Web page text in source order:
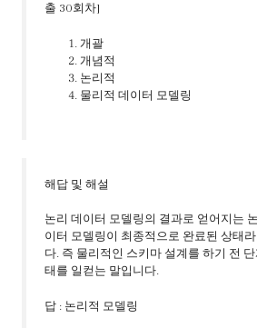
출 30회차]
개괄
개념적
논리적
물리적 데이터 모델링
해답 및 해설
논리 데이터 모델링의 결과로 얻어지는
이터 모델링이 최종적으로 완료된 상태
다. 즉 물리적인 스키마 설계를 하기 전 단
태를 일컫는 말입니다.
답 : 논리적 모델링